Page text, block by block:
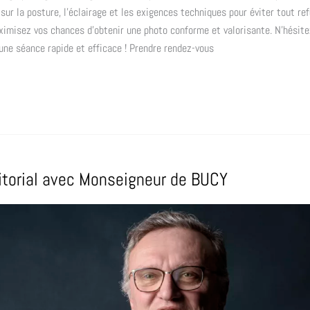
la posture, l’éclairage et les exigences techniques pour éviter tout
vos chances d’obtenir une photo conforme et valorisante.
séance rapide et efficace ! Prendre rendez-vous
avec Monseigneur de BUCY